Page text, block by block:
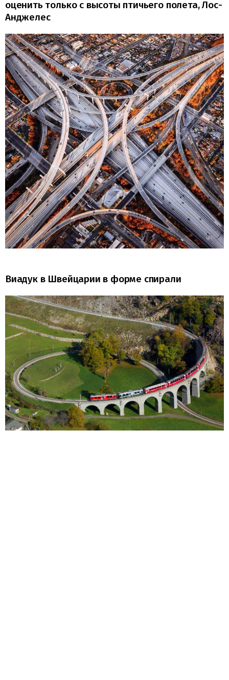
оценить только с высоты птичьего полета, Лос-
Анджелес
Виадук в Швейцарии в форме спирали